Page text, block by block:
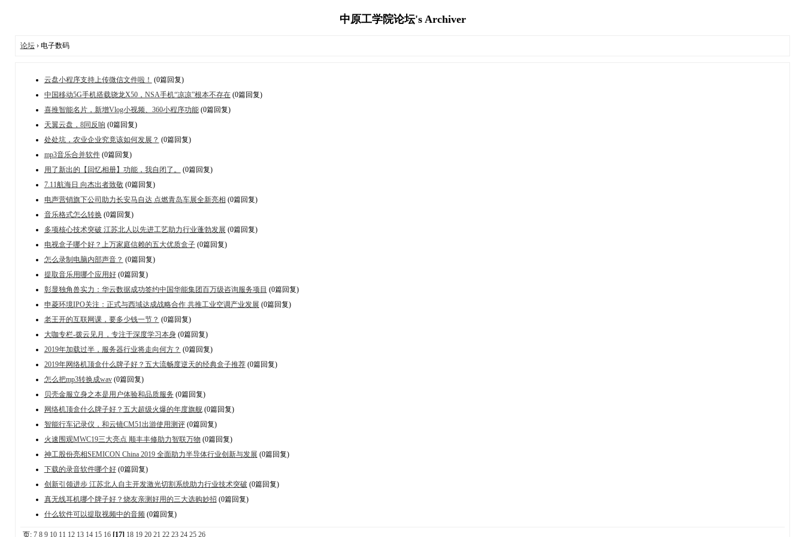
中原工学院论坛's Archiver
论坛› 电子数码
云盘小程序支持上传微信文件啦！ (0篇回复)
中国移动5G手机搭载骁龙X50，NSA手机“凉凉”根本不存在(0篇回复)
喜推智能名片，新增Vlog小视频、360小程序功能(0篇回复)
天翼云盘，8同反响 (0篇回复)
处处坑，农业企业究竟该如何发展？ (0篇回复)
mp3音乐合并软件(0篇回复)
用了新出的【回忆相册】功能，我自闭了。
(0篇回复)
7.11航海日 向杰出者致敬(0篇回复)
电声营销旗下公司助力长安马自达 点燃青岛车展全新亮相 (0篇回复)
音乐格式怎么转换 (0篇回复)
多项核心技术突破 江苏北人以先进工艺助力行业蓬勃发展 (0篇回复)
电视盒子哪个好？上万家庭信赖的五大优质盒子(0篇回复)
怎么录制电脑内部声音？ (0篇回复)
提取音乐用哪个应用好(0篇回复)
彰显独角兽实力：华云数据成功签约中国华能集团百万级咨询服务项目 (0篇回复)
申菱环境IPO关注：正式与西域达成战略合作 共推工业空调产业发展 (0篇回复)
老王开的互联网课，要多少钱一节？ (0篇回复)
大咖专栏-拨云见月，专注于深度学习本身(0篇回复)
2019年加载过半，服务器行业将走向何方？ (0篇回复)
2019年网络机顶盒什么牌子好？五大流畅度逆天的经典盒子推荐(0篇回复)
怎么把mp3转换成wav(0篇回复)
贝壳金服立身之本是用户体验和品质服务 (0篇回复)
网络机顶盒什么牌子好？五大超级火爆的年度旗舰(0篇回复)
智能行车记录仪，和云镜CM51出游使用测评(0篇回复)
火速围观MWC19三大亮点 顺丰丰修助力智联万物 (0篇回复)
神工股份亮相SEMICON China 2019 全面助力半导体行业创新与发展 (0篇回复)
下载的录音软件哪个好(0篇回复)
创新引领进步 江苏北人自主开发激光切割系统助力行业技术突破 (0篇回复)
真无线耳机哪个牌子好？烧友亲测好用的三大选购妙招 (0篇回复)
什么软件可以提取视频中的音频(0篇回复)
页: 7 8 9 10 11 12 13 14 15 16 [17] 18 19 20 21 22 23 24 25 26